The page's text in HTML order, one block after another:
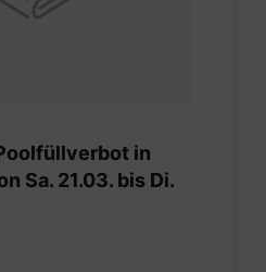
in
Sa. 21.03. bis Di.